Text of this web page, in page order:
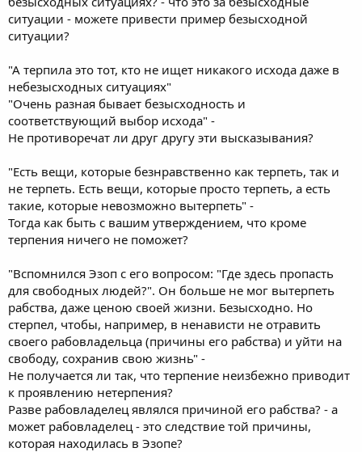
напряжения, риска жизни, возложив это на других.
Есть вещи, которые безнравственно как терпеть, так и не
которые невозможно вытерпеть.
Вспомнился Эзоп с его вопросом: "Где здесь пропасть для
свободных людей?". Он больше не мог вытерпеть рабства,
даже ценою своей жизни. Безысходно. Но стерпел, чтобы,
например, в ненависти не отравить своего рабовладельца
Очень разная бывает безысходность и соответствующий
выбор исхода.
Плохо, если нетерпение безысходности находит исход в
ненависти. Здесь лучше принять крест терпения, не устрашась
терпилы.
ситуации - можете привести пример безысходной
ситуации?
"А терпила это тот, кто не ищет никакого исхода даже в
небезысходных ситуациях"
"Очень разная бывает безысходность и
соответствующий выбор исхода" -
Не противоречат ли друг другу эти высказывания?
"Есть вещи, которые безнравственно как терпеть, так и
не терпеть. Есть вещи, которые просто терпеть, а есть
такие, которые невозможно вытерпеть" -
Тогда как быть с вашим утверждением, что кроме
терпения ничего не поможет?
"Вспомнился Эзоп с его вопросом: "Где здесь пропасть
для свободных людей?". Он больше не мог вытерпеть
рабства, даже ценою своей жизни. Безысходно. Но
стерпел, чтобы, например, в ненависти не отравить
своего рабовладельца (причины его рабства) и уйти на
свободу, сохранив свою жизнь" -
Не получается ли так, что терпение неизбежно приводит
к проявлению нетерпения?
Разве рабовладелец являлся причиной его рабства? - а
может рабовладелец - это следствие той причины,
которая находилась в Эзопе?